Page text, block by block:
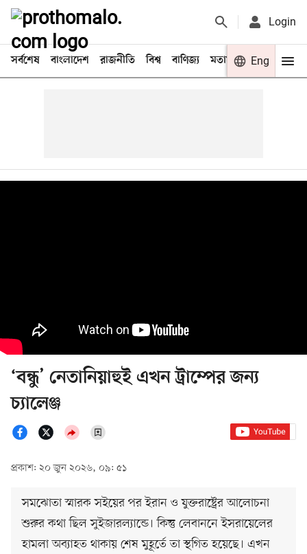
Login
সর্বশেষ বাংলাদেশ রাজনীতি বিশ্ব বাণিজ্য মতামত খেলা
Eng
‘বন্ধু’ নেতানিয়াহুই এখন ট্রাম্পের জন্য
চ্যালেঞ্জ
প্রকাশ: ২০ জুন ২০২৬, ০৯: ৫১
সমঝোতা স্মারক সইয়ের পর ইরান ও যুক্তরাষ্ট্রের আলোচনা
শুরুর কথা ছিল সুইজারল্যান্ডে। কিন্তু লেবাননে ইসরায়েলের
হামলা অব্যাহত থাকায় শেষ মুহূর্তে তা স্থগিত হয়েছে। এখন